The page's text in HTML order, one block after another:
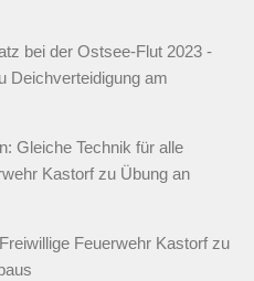
bei der Ostsee-Flut 2023 -
Deichverteidigung am
Gleiche Technik für alle
Kastorf zu Übung an
Feuerwehr Kastorf zu